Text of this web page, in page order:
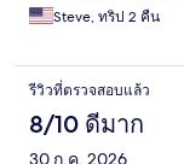
Steve, ทริป 2 คืน
รีวิวที่ตรวจสอบแล้ว
8/10 ดีมาก
30 ก.ค. 2026